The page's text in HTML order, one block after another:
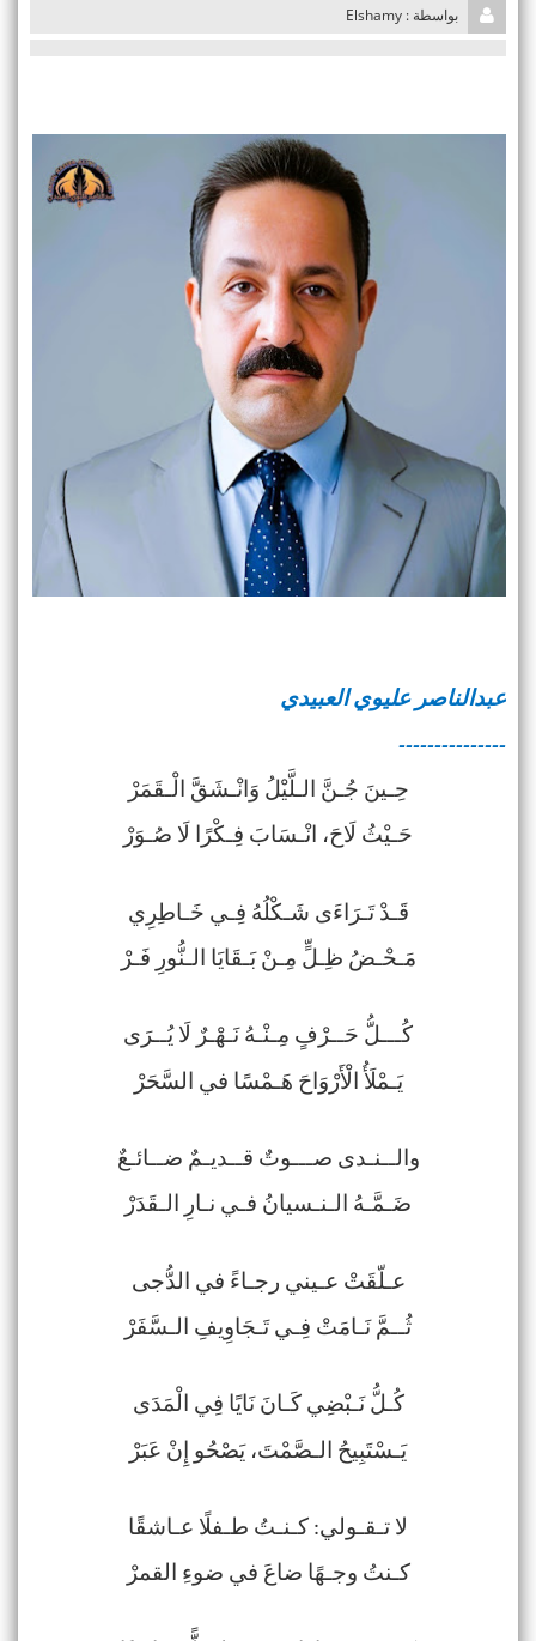
بواسطة : Elshamy
عبدالناصر عليوي العبيدي
---------------
حِـينَ جُـنَّ الـلَّيْلُ وَانْـشَقَّ الْـقَمَرْ
حَـيْثُ لَاحَ، انْـسَابَ فِـكْرًا لَا صُـوَرْ
قَـدْ تَـرَاءَى شَـكْلُهُ فِـي خَـاطِرِي
مَـحْـضُ ظِـلٍّ مِـنْ بَـقَايَا الـنُّورِ فَـرْ
كُـــلُّ حَــرْفٍ مِـنْـهُ نَـهْـرٌ لَا يُــرَى
يَـمْلَأُ الْأَرْوَاحَ هَـمْسًا في السَّحَرْ
والــنـدى صـــوتٌ قــديـمٌ ضــائـعٌ
ضَـمَّـهُ الـنـسيانُ فـي نـارِ الـقَدَرْ
عـلّقَتْ عـيني رجـاءً في الدُّجى
ثُــمَّ نَـامَتْ فِـي تَـجَاوِيفِ الـسَّفَرْ
كُـلُّ نَـبْضِي كَـانَ نَايًا فِي الْمَدَى
يَـسْتَبِيحُ الـصَّمْتَ، يَصْحُو إِنْ عَبَرْ
لا تـقـولي: كـنـتُ طـفلًا عـاشقًا
كـنتُ وجـهًا ضاعَ في ضوءِ القمرْ